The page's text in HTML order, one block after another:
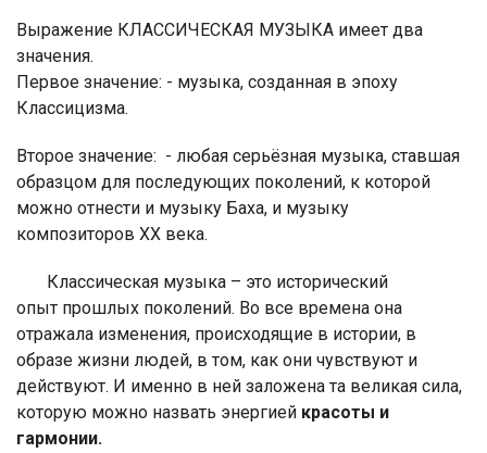
Выражение КЛАССИЧЕСКАЯ МУЗЫКА имеет два
значения.
Первое значение: - музыка, созданная в эпоху
Классицизма.
Второе значение: - любая серьёзная музыка, ставшая
образцом для последующих поколений, к которой
можно отнести и музыку Баха, и музыку
композиторов ХХ века.
Классическая музыка – это исторический
опыт прошлых поколений. Во все времена она
отражала изменения, происходящие в истории, в
образе жизни людей, в том, как они чувствуют и
действуют. И именно в ней заложена та великая сила,
которую можно назвать энергией красоты и
гармонии.